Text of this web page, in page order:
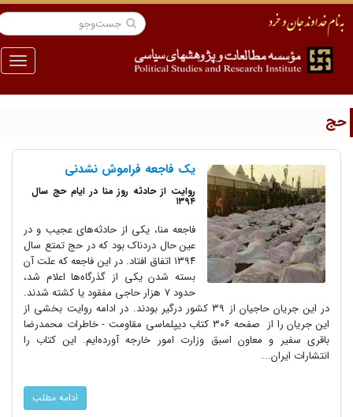
منو
یک فاجعه فراموش نشدنی
روایت از حادثه روز منا در ایام حج سال
۱۳۹۴
فاجعه منا، یکی از حادثه‌های عجیب و در
عین حال دردناک بود که در حج تمتع سال
۱۳۹۴ اتفاق افتاد. در این فاجعه که علت آن
بسته شدن یکی از گذرگاه‌ها اعلام شد،
حدود ۷ هزار حاجی مفقود یا کشته شدند.
در این جریان حاجیان از ۳۹ کشور درگیر بودند. در ادامه روایت بخشی از
این جریان را از صفحه ۳۰۶ کتاب دیپلماسی مقاومت - خاطرات محمدرضا
باقری سفیر و معاون اسبق وزارت امور خارجه آورده‌ایم. این کتاب را
انتشارات ایران...
ادامه مطلب